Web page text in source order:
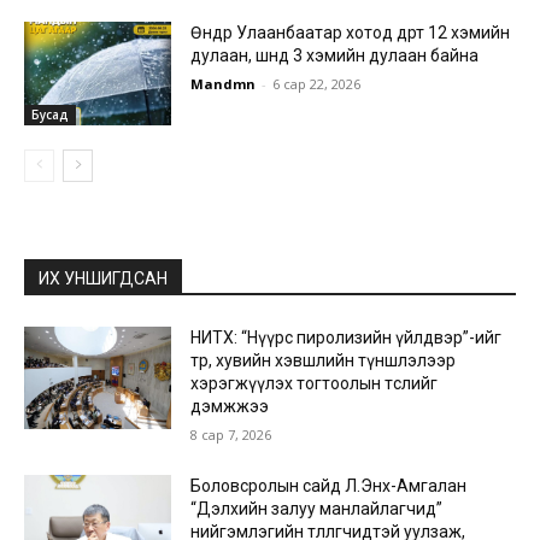
Бусад
Өнөөдөр Улаанбаатар хотод өдөртөө 12 хэмийн
дулаан, шөнөдөө 3 хэмийн дулаан байна
Mandmn - 6 сар 22, 2026
ИХ УНШИГДСАН
НИТХ: “Нүүрс пиролизийн үйлдвэр”-ийг
төр, хувийн хэвшлийн түншлэлээр
хэрэгжүүлэх тогтоолын төслийг
дэмжжээ
8 сар 7, 2026
Боловсролын сайд Л.Энх-Амгалан
“Дэлхийн залуу манлайлагчид”
нийгэмлэгийн төлөөлөгчидтэй уулзаж,